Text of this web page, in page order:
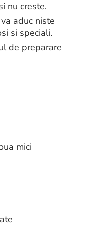
nu creste.
aduc niste
si speciali.
de preparare
mici